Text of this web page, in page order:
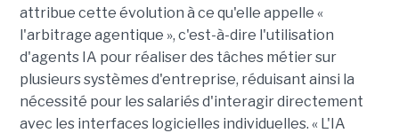
attribue cette évolution à ce qu'elle appelle «
l'arbitrage agentique », c'est-à-dire l'utilisation
d'agents IA pour réaliser des tâches métier sur
plusieurs systèmes d'entreprise, réduisant ainsi la
nécessité pour les salariés d'interagir directement
avec les interfaces logicielles individuelles. « L'IA